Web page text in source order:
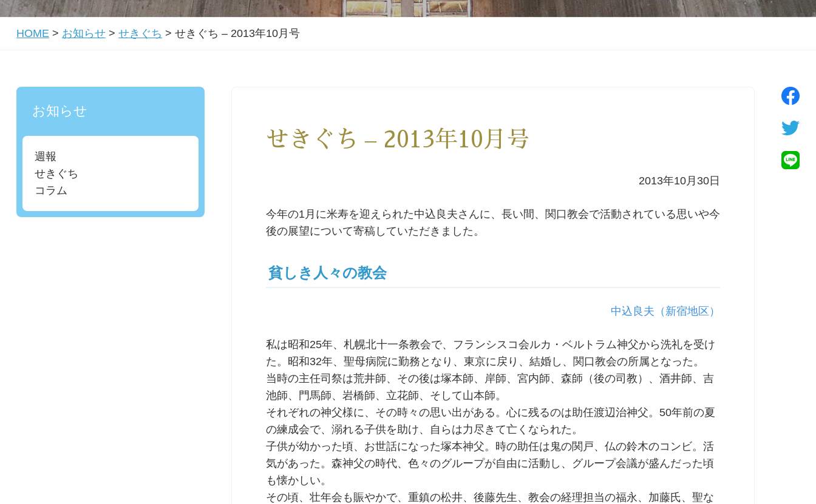
HOME > お知らせ > せきぐち > せきぐち – 2013年10月号
せきぐち – 2013年10月号
2013年10月30日
今年の1月に米寿を迎えられた中込良夫さんに、長い間、関口教会で活動されている思いや今
後の展望について寄稿していただきました。
貧しき人々の教会
中込良夫（新宿地区）
私は昭和25年、札幌北十一条教会で、フランシスコ会ルカ・ベルトラム神父から洗礼を受け
た。昭和32年、聖母病院に勤務となり、東京に戻り、結婚し、関口教会の所属となった。
当時の主任司祭は荒井師、その後は塚本師、岸師、宮内師、森師（後の司教）、酒井師、吉
池師、門馬師、岩橋師、立花師、そして山本師。
それぞれの神父様に、その時々の思い出がある。心に残るのは助任渡辺治神父。50年前の夏
の練成会で、溺れる子供を助け、自らは力尽きて亡くなられた。
子供が幼かった頃、お世話になった塚本神父。時の助任は鬼の関戸、仏の鈴木のコンビ。活
気があった。森神父の時代、色々のグループが自由に活動し、グループ会議が盛んだった頃
も懐かしい。
その頃、壮年会も賑やかで、重鎮の松井、後藤先生、教会の経理担当の福永、加藤氏、聖な
お知らせ
週報
せきぐち
コラム